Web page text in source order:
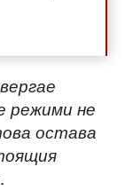
режими не
остава